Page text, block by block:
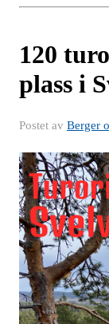
120
plass i
Postet av Berger